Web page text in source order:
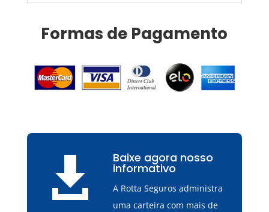
Formas de Pagamento
 Baixe agora nosso
informativo
A Rotta Seguros administra
uma carteira com mais de